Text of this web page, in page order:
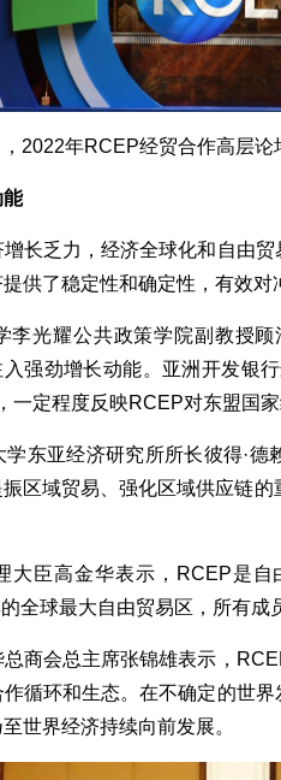
年RCEP经贸合作高层论
能
乏力，经济全球化和自由贸
供了稳定性和确定性，有效对
耀公共政策学院副教授顾
强劲增长动能。亚洲开发银
一定程度反映RCEP对东盟国家
亚经济研究所所长彼得·德
区域贸易、强化区域供应链
臣高金华表示，RCEP是自
全球最大自由贸易区，所有成
会总主席张锦雄表示，
循环和生态。在不确定的世
世界经济持续向前发展。